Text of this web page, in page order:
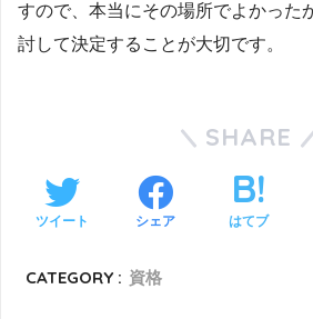
すので、本当にその場所でよかった
討して決定することが大切です。
SHARE
ツイート シェア はてブ
CATEGORY : 資格